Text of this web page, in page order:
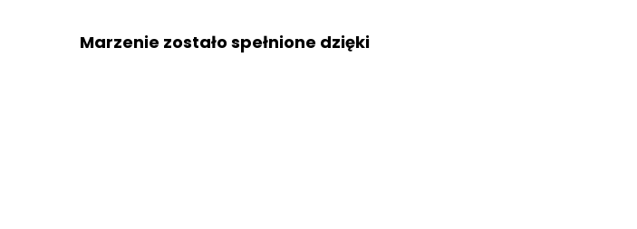
Marzenie zostało spełnione dzięki